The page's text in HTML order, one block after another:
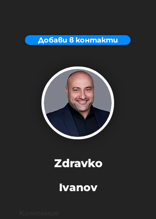
Добави в контакти
Zdravko
Ivanov